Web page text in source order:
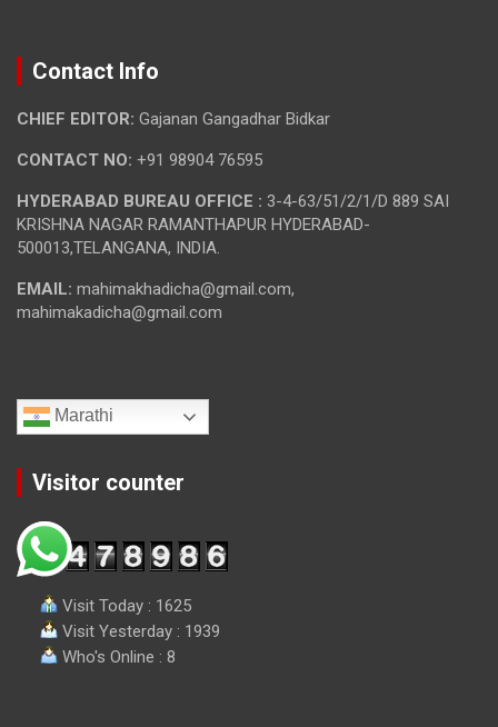
Contact Info
CHIEF EDITOR: Gajanan Gangadhar Bidkar
CONTACT NO: +91 98904 76595
HYDERABAD BUREAU OFFICE : 3-4-63/51/2/1/D 889 SAI
KRISHNA NAGAR RAMANTHAPUR HYDERABAD-
500013,TELANGANA, INDIA.
EMAIL: mahimakhadicha@gmail.com,
mahimakadicha@gmail.com
Marathi
Visitor counter
Visit Today : 1625
Visit Yesterday : 1939
Who's Online : 8